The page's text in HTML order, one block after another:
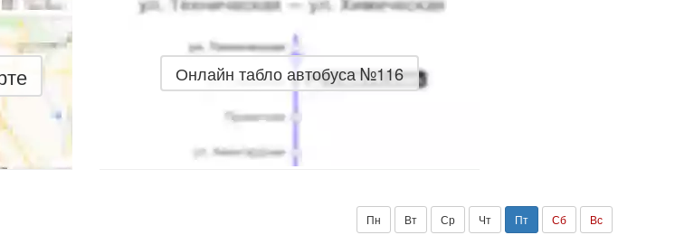
Онлайн табло автобуса №116
Пн Вт Ср Чт Пт Сб Вс